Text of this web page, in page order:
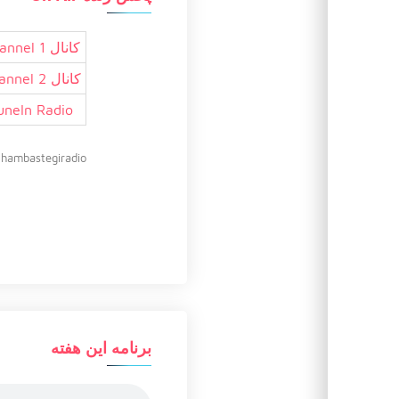
کانال 1 Channel
کانال 2 Channel
Radio
hambastegiradio@
برنامه این هفته